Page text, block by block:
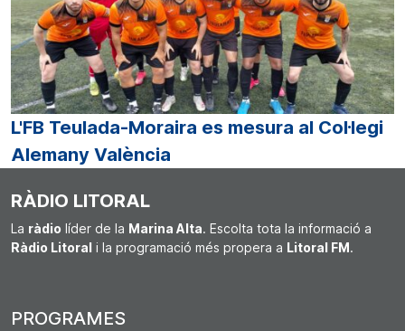
L'FB Teulada-Moraira es mesura al Col·legi
Alemany València
RÀDIO LITORAL
La ràdio líder de la Marina Alta. Escolta tota la informació a
Ràdio Litoral i la programació més propera a Litoral FM.
PROGRAMES